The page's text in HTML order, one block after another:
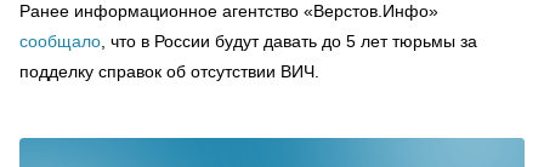
Ранее информационное агентство «Верстов.Инфо»
сообщало , что в России будут давать до 5 лет тюрьмы за
подделку справок об отсутствии ВИЧ.